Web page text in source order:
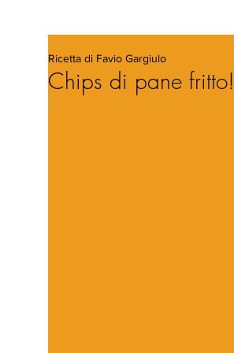
Chips di pane fritto!
Ricetta di Favio Gargiulo